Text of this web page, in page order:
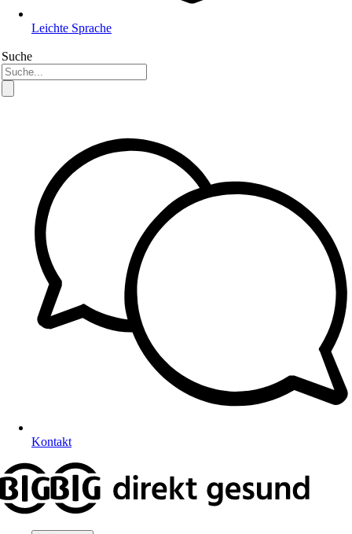
Leichte Sprache
Suche
Kontakt